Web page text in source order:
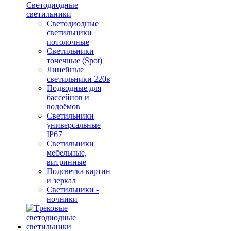
Светодиодные
светильники
Светодиодные
светильники
потолочные
Светильники
точечные (Spot)
Линейные
светильники 220в
Подводные для
бассейнов и
водоёмов
Светильники
универсальные
IP67
Светильники
мебельные,
витринные
Подсветка картин
и зеркал
Светильники -
ночники